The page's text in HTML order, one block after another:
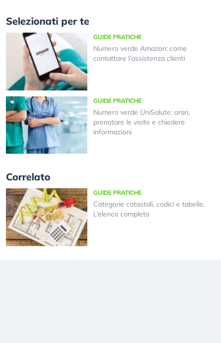
Selezionati per te
GUIDE PRATICHE
Numero verde Amazon: come
contattare l’assistenza clienti
GUIDE PRATICHE
Numero verde UniSalute: orari,
prenotare le visite e chiedere
informazioni
Correlato
GUIDE PRATICHE
Categorie catastali, codici e tabelle.
L’elenco completo